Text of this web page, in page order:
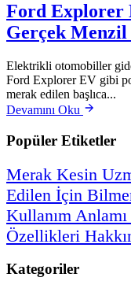
Ford Explorer
Gerçek Menzil
Elektrikli otomobiller
Ford Explorer EV gibi
merak edilen başlıca...
Devamını Oku
Popüler Etiketler
Merak Kesin
Edilen İçin
Kullanım Anlamı
Özellikleri
Kategoriler